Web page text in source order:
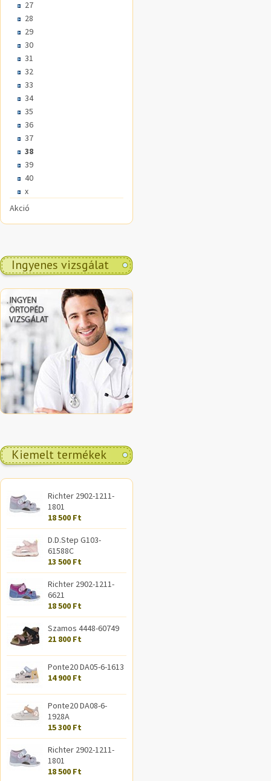
27
28
29
30
31
32
33
34
35
36
37
38
39
40
x
Akció
Ingyenes vizsgálat
.
Kiemelt termékek
Richter 2902-1211-
1801
18 500 Ft
D.D.Step G103-
61588C
13 500 Ft
Richter 2902-1211-
6621
18 500 Ft
Szamos 4448-60749
21 800 Ft
Ponte20 DA05-6-1613
14 900 Ft
Ponte20 DA08-6-
1928A
15 300 Ft
Richter 2902-1211-
1801
18 500 Ft